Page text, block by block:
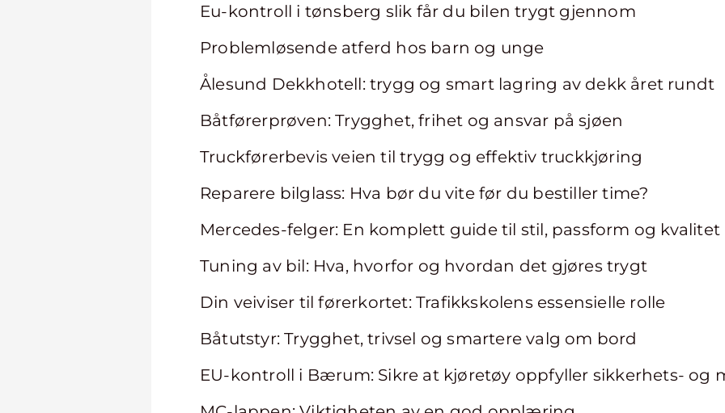
Eu-kontroll i tønsberg slik får du bilen trygt gjennom
Problemløsende atferd hos barn og unge
Ålesund Dekkhotell: trygg og smart lagring av dekk året rundt
Båtførerprøven: Trygghet, frihet og ansvar på sjøen
Truckførerbevis veien til trygg og effektiv truckkjøring
Reparere bilglass: Hva bør du vite før du bestiller time?
Mercedes-felger: En komplett guide til stil, passform og kvalitet
Tuning av bil: Hva, hvorfor og hvordan det gjøres trygt
Din veiviser til førerkortet: Trafikkskolens essensielle rolle
Båtutstyr: Trygghet, trivsel og smartere valg om bord
EU-kontroll i Bærum: Sikre at kjøretøy oppfyller sikkerhets- og